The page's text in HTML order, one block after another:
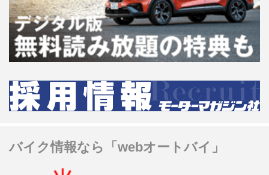
バイク情報なら「webオートバイ」